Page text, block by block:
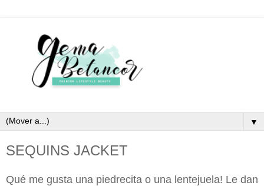
▼
SEQUINS JACKET
Qué me gusta una piedrecita o una lentejuela! Le dan